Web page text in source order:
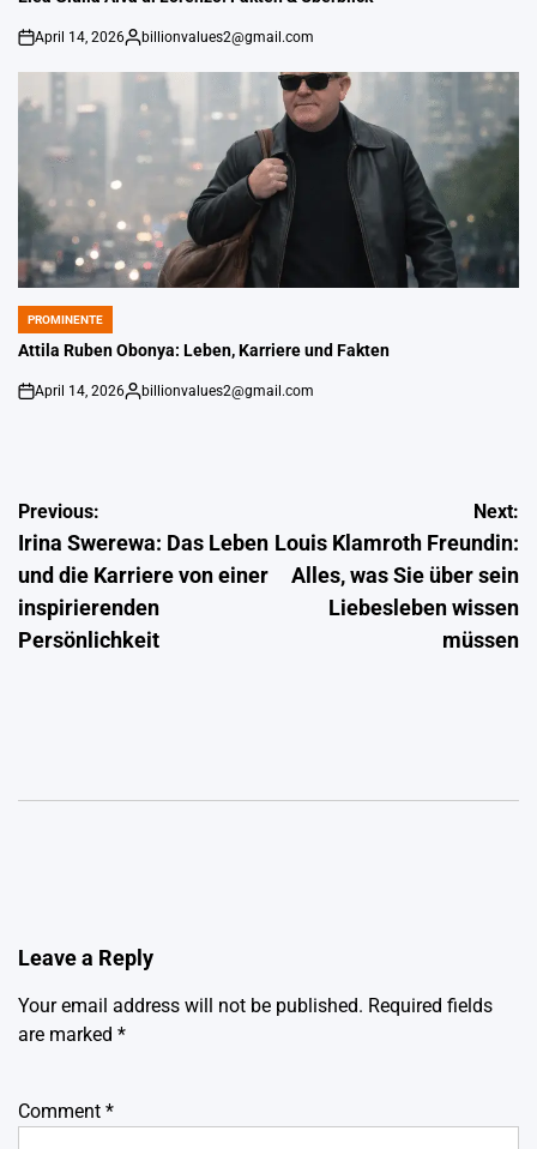
on
April 14, 2026
Gepostet
billionvalues2@gmail.com
POSTED
IN
PROMINENTE
Attila Ruben Obonya: Leben, Karriere und Fakten
on
April 14, 2026
Gepostet
billionvalues2@gmail.com
Post
navigation
Previous:
Irina Swerewa: Das Leben
und die Karriere von einer
inspirierenden
Persönlichkeit
Next:
Louis Klamroth Freundin:
Alles, was Sie über sein
Liebesleben wissen
müssen
Leave a Reply
Your email address will not be published. Required fields
are marked *
Comment *